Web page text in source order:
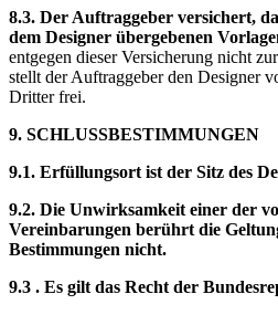
8.3. Der Auftraggeber versichert,
dem Designer übergebenen
entgegen dieser Versicherung nicht
stellt der Auftraggeber den Designer
Dritter frei.
9. SCHLUSSBESTIMMUNGEN
9.1. Erfüllungsort ist der Sitz des
9.2. Die Unwirksamkeit einer der
Vereinbarungen berührt die
Bestimmungen nicht.
9.3 . Es gilt das Recht der